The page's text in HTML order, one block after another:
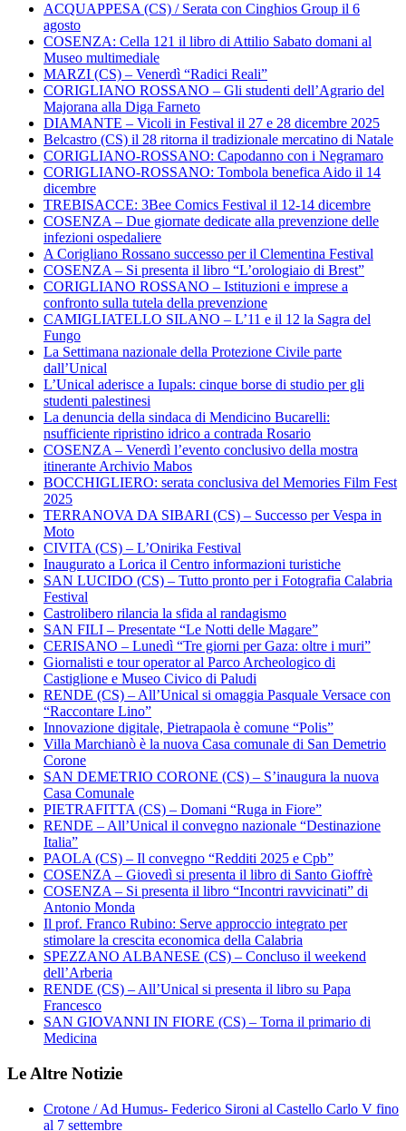
ACQUAPPESA (CS) / Serata con Cinghios Group il 6
agosto
COSENZA: Cella 121 il libro di Attilio Sabato domani al
Museo multimediale
MARZI (CS) – Venerdì “Radici Reali”
CORIGLIANO ROSSANO – Gli studenti dell’Agrario del
Majorana alla Diga Farneto
DIAMANTE – Vicoli in Festival il 27 e 28 dicembre 2025
Belcastro (CS) il 28 ritorna il tradizionale mercatino di Natale
CORIGLIANO-ROSSANO: Capodanno con i Negramaro
CORIGLIANO-ROSSANO: Tombola benefica Aido il 14
dicembre
TREBISACCE: 3Bee Comics Festival il 12-14 dicembre
COSENZA – Due giornate dedicate alla prevenzione delle
infezioni ospedaliere
A Corigliano Rossano successo per il Clementina Festival
COSENZA – Si presenta il libro “L’orologiaio di Brest”
CORIGLIANO ROSSANO – Istituzioni e imprese a
confronto sulla tutela della prevenzione
CAMIGLIATELLO SILANO – L’11 e il 12 la Sagra del
Fungo
La Settimana nazionale della Protezione Civile parte
dall’Unical
L’Unical aderisce a Iupals: cinque borse di studio per gli
studenti palestinesi
La denuncia della sindaca di Mendicino Bucarelli:
nsufficiente ripristino idrico a contrada Rosario
COSENZA – Venerdì l’evento conclusivo della mostra
itinerante Archivio Mabos
BOCCHIGLIERO: serata conclusiva del Memories Film Fest
2025
TERRANOVA DA SIBARI (CS) – Successo per Vespa in
Moto
CIVITA (CS) – L’Onirika Festival
Inaugurato a Lorica il Centro informazioni turistiche
SAN LUCIDO (CS) – Tutto pronto per i Fotografia Calabria
Festival
Castrolibero rilancia la sfida al randagismo
SAN FILI – Presentate “Le Notti delle Magare”
CERISANO – Lunedì “Tre giorni per Gaza: oltre i muri”
Giornalisti e tour operator al Parco Archeologico di
Castiglione e Museo Civico di Paludi
RENDE (CS) – All’Unical si omaggia Pasquale Versace con
“Raccontare Lino”
Innovazione digitale, Pietrapaola è comune “Polis”
Villa Marchianò è la nuova Casa comunale di San Demetrio
Corone
SAN DEMETRIO CORONE (CS) – S’inaugura la nuova
Casa Comunale
PIETRAFITTA (CS) – Domani “Ruga in Fiore”
RENDE – All’Unical il convegno nazionale “Destinazione
Italia”
PAOLA (CS) – Il convegno “Redditi 2025 e Cpb”
COSENZA – Giovedì si presenta il libro di Santo Gioffrè
COSENZA – Si presenta il libro “Incontri ravvicinati” di
Antonio Monda
Il prof. Franco Rubino: Serve approccio integrato per
stimolare la crescita economica della Calabria
SPEZZANO ALBANESE (CS) – Concluso il weekend
dell’Arberia
RENDE (CS) – All’Unical si presenta il libro su Papa
Francesco
SAN GIOVANNI IN FIORE (CS) – Torna il primario di
Medicina
Le Altre Notizie
Crotone / Ad Humus- Federico Sironi al Castello Carlo V fino
al 7 settembre